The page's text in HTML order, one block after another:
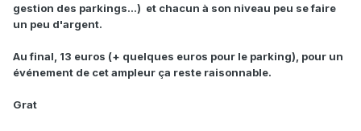
gestion des parkings...) et chacun à son niveau peu se faire
un peu d'argent.
Au final, 13 euros (+ quelques euros pour le parking), pour un
événement de cet ampleur ça reste raisonnable.
Grat